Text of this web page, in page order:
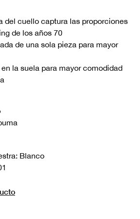
del cuello captura las proporciones
de los años 70
de una sola pieza para mayor
la suela para mayor comodidad
Blanco